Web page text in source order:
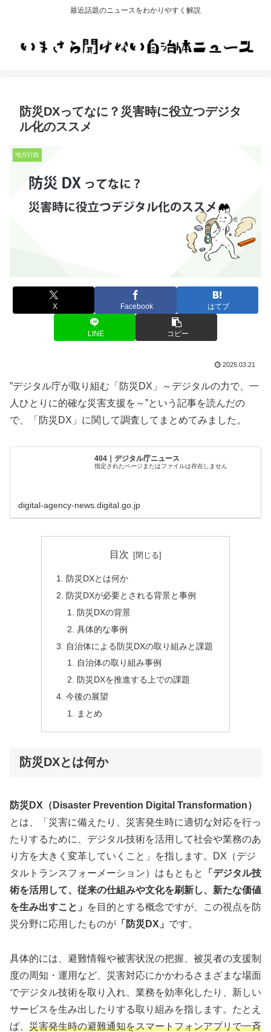
最近話題のニュースをわかりやすく解説
防災DXってなに？災害時に役立つデジタ
ル化のススメ
地方行政
X Facebook はてブ
LINE コピー
2025.03.21
”デジタル庁が取り組む「防災DX」～デジタルの力で、一
人ひとりに的確な災害支援を～”という記事を読んだの
で、「防災DX」に関して調査してまとめてみました。
404｜デジタル庁ニュース
指定されたページまたはファイルは存在しません
digital-agency-news.digital.go.jp
目次
防災DXとは何か
防災DXが必要とされる背景と事例
防災DXの背景
具体的な事例
自治体による防災DXの取り組みと課題
自治体の取り組み事例
防災DXを推進する上での課題
今後の展望
まとめ
防災DXとは何か
防災DX（Disaster Prevention Digital Transformation）
とは、「災害に備えたり、災害発生時に適切な対応を行っ
たりするために、デジタル技術を活用して社会や業務のあ
り方を大きく変革していくこと」を指します。DX（デジ
タルトランスフォーメーション）はもともと
「デジタル技
術を活用して、従来の仕組みや文化を刷新し、新たな価値
を生み出すこと」
を目的とする概念ですが、この視点を防
災分野に応用したものが 「防災DX」 です。
具体的には、避難情報や被害状況の把握、被災者の支援制
度の周知・運用など、災害対応にかかわるさまざまな場面
でデジタル技術を取り入れ、業務を効率化したり、新しい
サービスを生み出したりする取り組みを指します。たとえ
ば、 災害発生時の避難通知をスマートフォンアプリで一斉